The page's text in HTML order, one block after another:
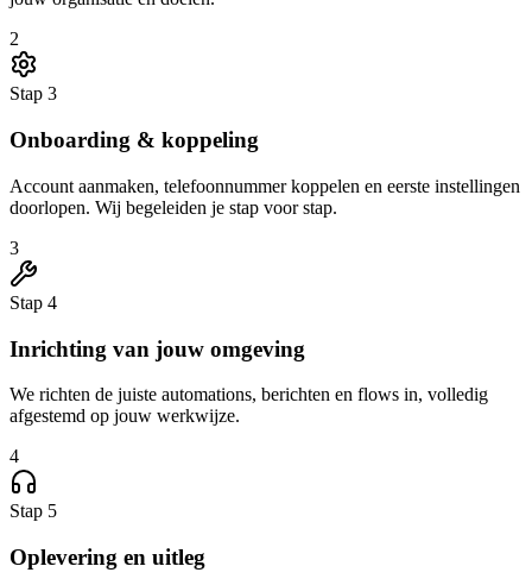
2
Stap 3
Onboarding & koppeling
Account aanmaken, telefoonnummer koppelen en eerste instellingen
doorlopen. Wij begeleiden je stap voor stap.
3
Stap 4
Inrichting van jouw omgeving
We richten de juiste automations, berichten en flows in, volledig
afgestemd op jouw werkwijze.
4
Stap 5
Oplevering en uitleg